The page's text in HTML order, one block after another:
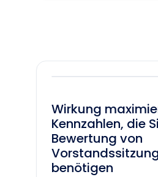
Wirkung
Kennzahlen, die
Bewertung von
benötigen